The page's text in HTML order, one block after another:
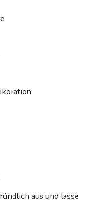
aus und lasse